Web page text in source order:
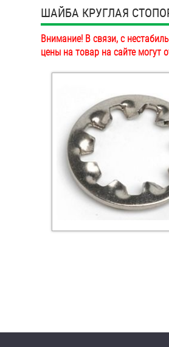
Анкеры
Антивандальный крепёж,
инструмент
Болты и винты
Гайки
Дюбели
Дюймовый крепёж
Заклепки (Гайки-
Оснастка и аксессуары
ШАЙБА КРУГЛАЯ
Внимание! В связи, с
цены на товар на сайте могут